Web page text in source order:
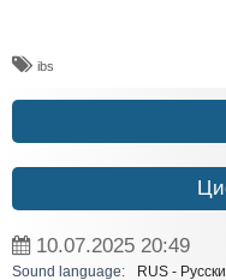
ibs
10.07.2025 20:49
Sound language:
RUS -